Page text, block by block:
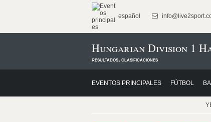
español
Hungarian Division 1
resultados, clasificaciones
EVENTOS PRINCIPALES FÚTBOL